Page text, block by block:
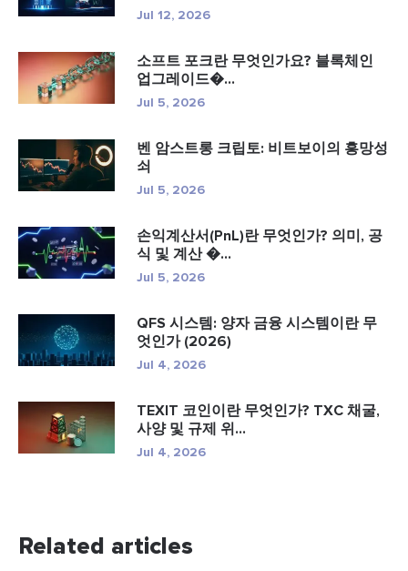
Jul 12, 2026
소프트 포크란 무엇인가요? 블록체인
업그레이드�...
Jul 5, 2026
벤 암스트롱 크립토: 비트보이의 흥망성
쇠
Jul 5, 2026
손익계산서(PnL)란 무엇인가? 의미, 공
식 및 계산 �...
Jul 5, 2026
QFS 시스템: 양자 금융 시스템이란 무
엇인가 (2026)
Jul 4, 2026
TEXIT 코인이란 무엇인가? TXC 채굴,
사양 및 규제 위...
Jul 4, 2026
Related articles